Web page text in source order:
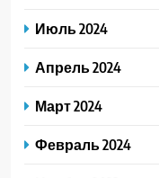
Июль 2024
Апрель 2024
Март 2024
Февраль 2024